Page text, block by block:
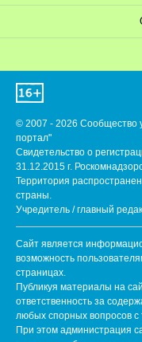
© 2007 - 2026 Сообщество
портал"
Свидетельство о
31.12.2015 г.
Территория
страны.
Учредитель / главный
Сайт является
возможность
страницах.
Публикуя материалы на
ответственность за
любых спорных вопросов
При этом администрация